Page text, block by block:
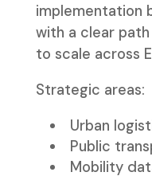
implementation
with a clear
to scale across
Strategic areas:
Urban
Public
Mobility